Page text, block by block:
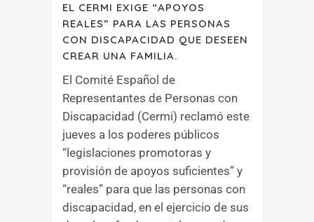
EL CERMI EXIGE “APOYOS
REALES” PARA LAS PERSONAS
CON DISCAPACIDAD QUE DESEEN
CREAR UNA FAMILIA.
El Comité Español de
Representantes de Personas con
Discapacidad (Cermi) reclamó este
jueves a los poderes públicos
“legislaciones promotoras y
provisión de apoyos suficientes” y
“reales” para que las personas con
discapacidad, en el ejercicio de sus